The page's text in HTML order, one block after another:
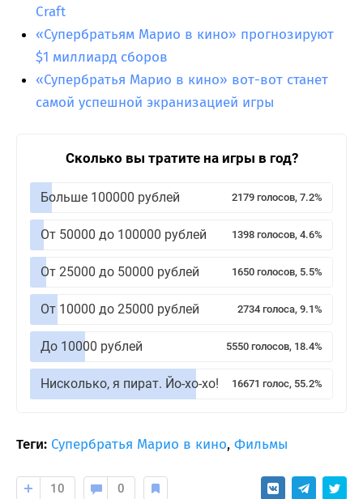
Craft
«Супербратьям Марио в кино» прогнозируют
$1 миллиард сборов
«Супербратья Марио в кино» вот-вот станет
самой успешной экранизацией игры
Сколько вы тратите на игры в год?
Больше 100000 рублей 2179 голосов, 7.2%
От 50000 до 100000 рублей 1398 голосов, 4.6%
От 25000 до 50000 рублей 1650 голосов, 5.5%
От 10000 до 25000 рублей 2734 голоса, 9.1%
До 10000 рублей 5550 голосов, 18.4%
Нисколько, я пират. Йо-хо-хо! 16671 голос, 55.2%
Теги: Супербратья Марио в кино, Фильмы
10 0